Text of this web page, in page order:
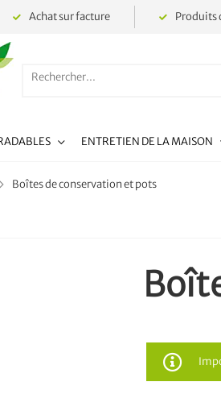
Achat sur facture Produits
ENTRETIEN DE LA MAISON
Boîtes de conservation et pots